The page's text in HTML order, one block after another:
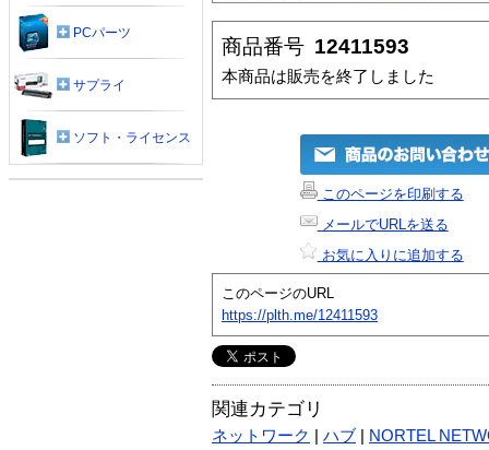
商品番号 12411593
本商品は販売を終了しました
このページを印刷する
メールでURLを送る
お気に入りに追加する
このページのURL
https://plth.me/12411593
関連カテゴリ
ネットワーク ハブ NORTEL
PCパーツ
サプライ
ソフト・ライセンス